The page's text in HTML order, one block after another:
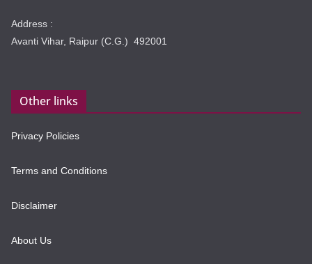
Address :
Avanti Vihar, Raipur (C.G.) 492001
Other links
Privacy Policies
Terms and Conditions
Disclaimer
About Us